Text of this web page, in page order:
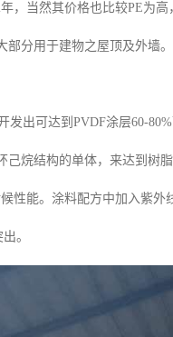
，当然其价格也比较PE为高
部分用于建物之屋顶及外墙。
发出可达到PVDF涂层60-
烷结构的单体，来达到树
性能。涂料配方中加入紫外
。